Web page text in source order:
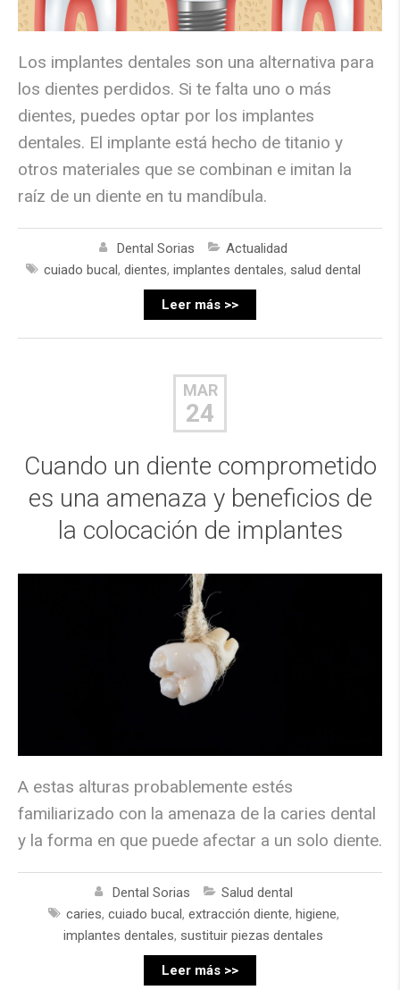
Los implantes dentales son una alternativa para
los dientes perdidos. Si te falta uno o más
dientes, puedes optar por los implantes
dentales. El implante está hecho de titanio y
otros materiales que se combinan e imitan la
raíz de un diente en tu mandíbula.
Dental Sorias
Actualidad
cuiado bucal, dientes, implantes dentales, salud dental
Leer más >>
MAR
24
Cuando un diente comprometido
es una amenaza y beneficios de
la colocación de implantes
A estas alturas probablemente estés
familiarizado con la amenaza de la caries dental
y la forma en que puede afectar a un solo diente.
Dental Sorias
Salud dental
caries, cuiado bucal, extracción diente, higiene,
implantes dentales, sustituir piezas dentales
Leer más >>